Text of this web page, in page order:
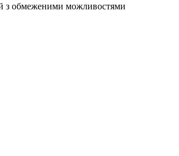
з обмеженими можливостями